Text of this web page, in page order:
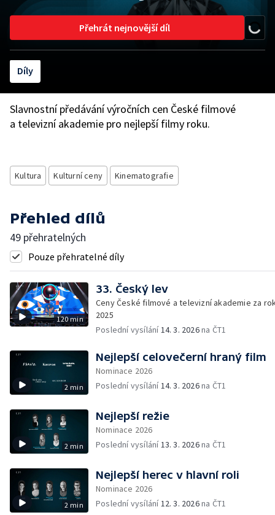
Přehrát nejnovější díl
Díly
Slavnostní předávání výročních cen České filmové
a televizní akademie pro nejlepší filmy roku.
Kultura Kulturní ceny Kinematografie
Přehled dílů
49 přehratelných
Pouze přehratelné díly
120 min
33. Český lev
Ceny České filmové a televizní akademie za
2025
Poslední vysílání14. 3. 2026na ČT1
2 min
Nejlepší celovečerní hraný film
Nominace 2026
Poslední vysílání14. 3. 2026na ČT1
2 min
Nejlepší režie
Nominace 2026
Poslední vysílání13. 3. 2026na ČT1
2 min
Nejlepší herec v hlavní roli
Nominace 2026
Poslední vysílání12. 3. 2026na ČT1